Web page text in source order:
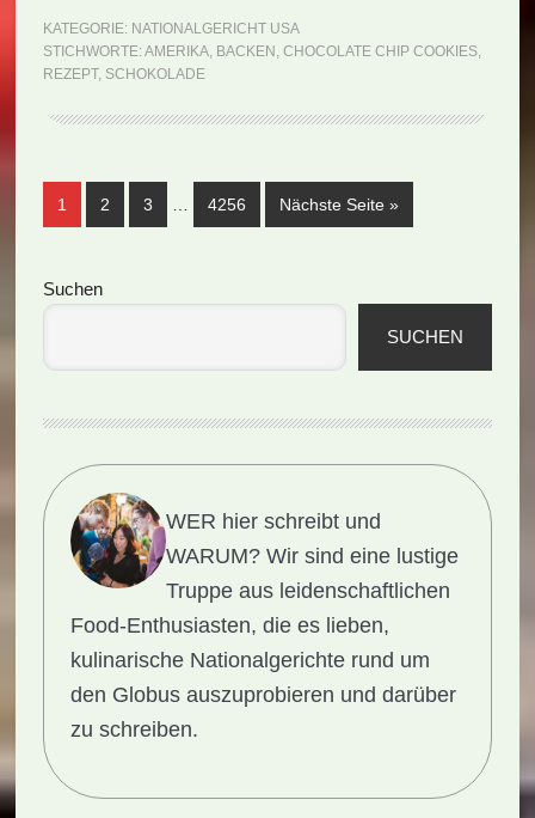
Chocolate
Chip
(Rezept)
KATEGORIE: NATIONALGERICHT USA
STICHWORTE: AMERIKA, BACKEN , CHOCOLATE CHIP COOKIES,
REZEPT, SCHOKOLADE
Seite
1 Seite
2 Seite
3 Seite
4256 Nächste Seite aufrufen
»
Seitenspalte
Suchen
SUCHEN
WER hier schreibt und
WARUM? Wir sind eine lustige
Truppe aus leidenschaftlichen
Food-Enthusiasten, die es lieben,
kulinarische Nationalgerichte rund um
den Globus auszuprobieren und darüber
zu schreiben.